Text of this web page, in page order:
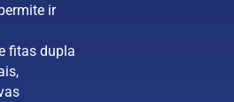
ir
fitas dupla